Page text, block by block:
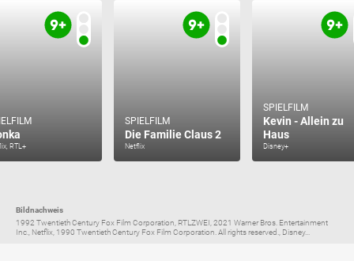
RTL+
SPIELFILM
Die Familie Claus 2
Netflix
SPIELFILM
Kevin - Allein zu
Haus
Disney+
Bildnachweis
1992 Twentieth Century Fox Film Corporation, RTLZWEI, 2021 Warner Bros. Entertainment
Inc., Netflix, 1990 Twentieth Century Fox Film Corporation. All rights reserved., Disney...